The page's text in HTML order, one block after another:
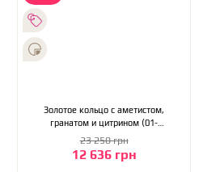
Золотое кольцо с аметистом,
гранатом и цитрином (01-
200858146)
12 636 грн
23 250 грн